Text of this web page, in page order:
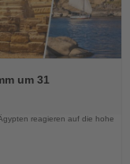
um 31
reagieren auf die hohe